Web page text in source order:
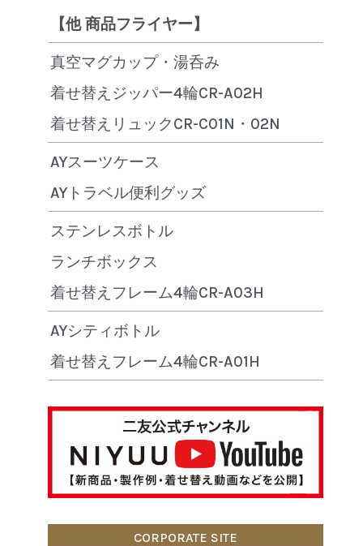
【他 商品フライヤー】
真空マグカップ・湯呑み
着せ替えジッパー4輪CR-A02H
着せ替えリュックCR-C01N・02N
AYスーツケース
AYトラベル便利グッズ
ステンレスボトル
ランチボックス
着せ替えフレーム4輪CR-A03H
AYシティボトル
着せ替えフレーム4輪CR-A01H
CORPORATE SITE